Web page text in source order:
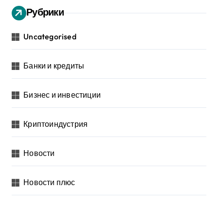
Рубрики
Uncategorised
Банки и кредиты
Бизнес и инвестиции
Криптоиндустрия
Новости
Новости плюс